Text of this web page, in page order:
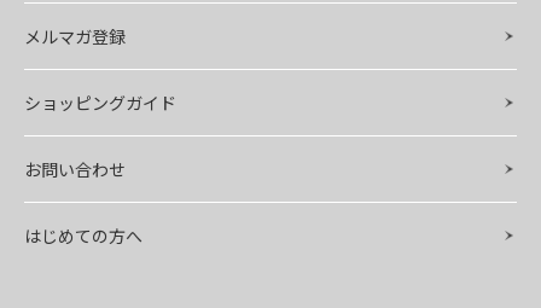
メルマガ登録
ショッピングガイド
お問い合わせ
はじめての方へ